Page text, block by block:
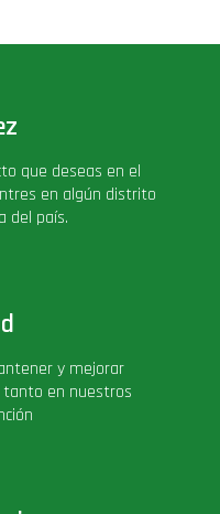
que deseas en el
en algún distrito
del país.
y mejorar
tanto en nuestros